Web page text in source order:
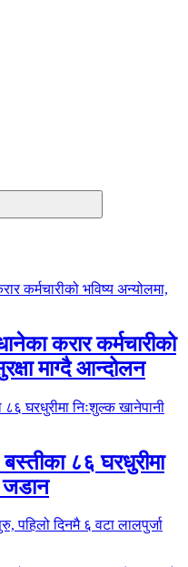
करार कर्मचारीको
माग्दै आन्दोलन
८६ घरधुरीमा
जडान